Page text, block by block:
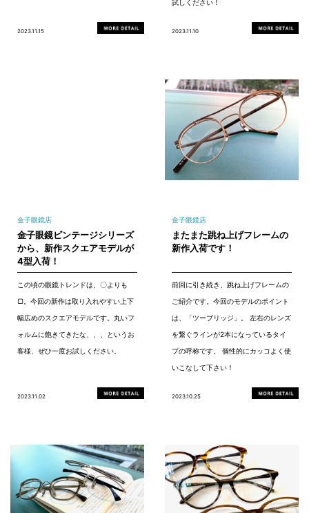
2023.11.15
試しください！
2023.11.10
金子眼鏡店
金子眼鏡ビンテージシリーズ
から、新作スクエアモデルが
4型入荷！
この頃の眼鏡トレンドは、〇よりも
▢。今回の新作は取り入れやすい上下
幅広めのスクエアモデルです。丸いフ
ォルムに飽きてきたな、、、というお
客様、ぜひ一度お試しください。
2023.11.02
金子眼鏡店
またまた跳ね上げフレームの
新作入荷です！
前回に引き続き、跳ね上げフレームの
ご紹介です。今回のモデルのポイント
は、「ツーブリッジ」。 左右のレンズ
を繋ぐラインが2本になっているタイ
プの呼称です。 個性的にカッコよく使
いこなして下さい！
2023.10.25